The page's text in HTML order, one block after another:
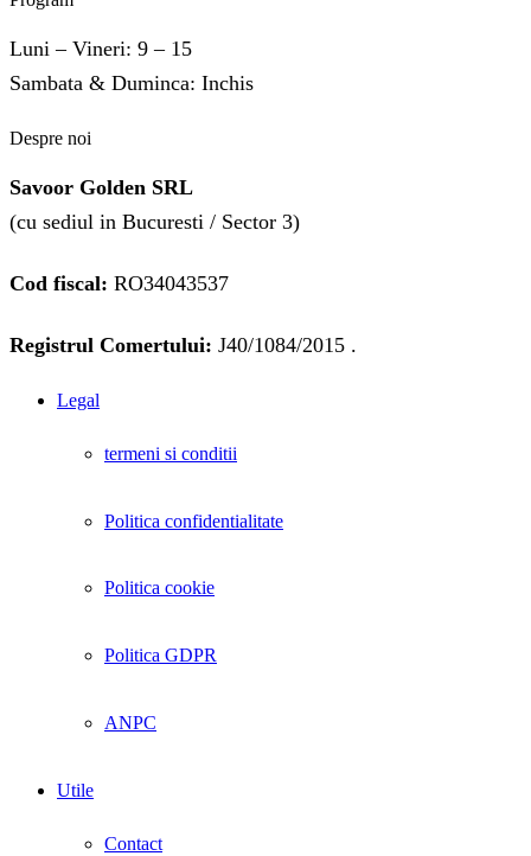
Luni – Vineri: 9 – 15
Sambata & Duminca: Inchis
Despre noi
Savoor Golden SRL
(cu sediul in Bucuresti / Sector 3)
Cod fiscal: RO34043537
Registrul Comertului: J40/1084/2015 .
Legal
termeni si conditii
Politica confidentialitate
Politica cookie
Politica GDPR
ANPC
Utile
Contact